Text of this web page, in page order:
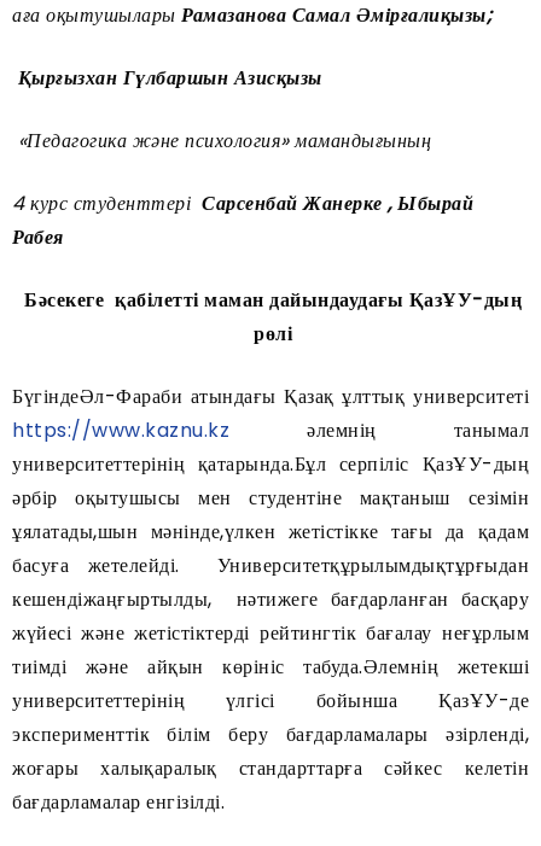
аға оқытушылары Рамазанова Самал Әмірғалиқызы;
Қырғызхан Гүлбаршын Азисқызы
«Педагогика және психология» мамандығының
4 курс студенттері Сарсенбай Жанерке , Ыбырай
Рабея
Бәсекеге қабілетті маман дайындаудағы ҚазҰУ-дың
рөлі
БүгіндеӘл-Фараби атындағы Қазақ ұлттық университеті
https://www.kaznu.kz әлемнің танымал
университеттерінің қатарында.Бұл серпіліс ҚазҰУ-дың
әрбір оқытушысы мен студентіне мақтаныш сезімін
ұялатады,шын мәнінде,үлкен жетістікке тағы да қадам
басуға жетелейді. Университетқұрылымдықтұрғыдан
кешендіжаңғыртылды, нәтижеге бағдарланған басқару
жүйесі және жетістіктерді рейтингтік бағалау неғұрлым
тиімді және айқын көрініс табуда.Әлемнің жетекші
университеттерінің үлгісі бойынша ҚазҰУ-де
эксперименттік білім беру бағдарламалары әзірленді,
жоғары халықаралық стандарттарға сәйкес келетін
бағдарламалар енгізілді.